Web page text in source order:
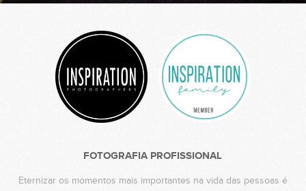
FOTOGRAFIA PROFISSIONAL
Eternizar os momentos mais importantes na vida das pessoas é